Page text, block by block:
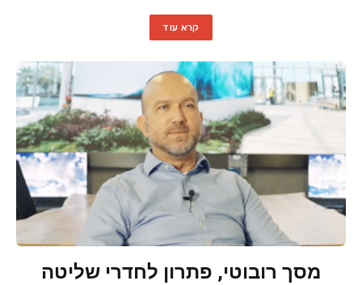
קרא עוד
מסך רובוטי, פתרון לחדרי שליטה